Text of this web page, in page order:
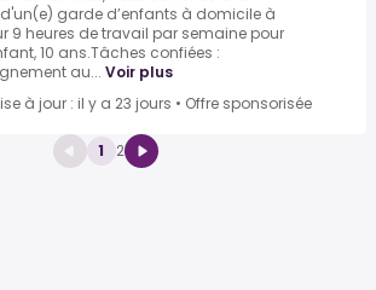
garde d’enfants à domicile à
9 heures de travail par semaine pour
10 ans.Tâches confiées :
au... Voir plus
à jour : il y a 23 jours • Offre sponsorisée
1 2